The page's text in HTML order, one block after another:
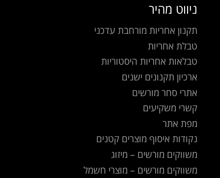
ניווט מהיר
תקנון אחריות מורחבת עדכני
טבלת אחריות
טבלאות אחריות היסטוריות
ארכיון תקנונים ישנים
אתרי סחר מורשים
קשרי משקיעים
מפת אתר
נקודות איסוף מוצרים קטנים
משווקים מורשים – מיזוג
משווקים מורשים – מוצרי חשמל